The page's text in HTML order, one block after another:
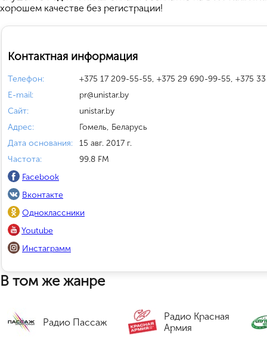
хорошем качестве без регистрации!
Контактная информация
Телефон:
+375 17 209-55-55, +375 29 690-99-55, +375
E-mail:
pr@unistar.by
Сайт:
unistar.by
Адрес:
Гомель, Беларусь
Дата основания:
15 авг. 2017 г.
Частота:
99.8 FM
Facebook
Вконтакте
Одноклассники
Youtube
Инстаграмм
В том же жанре
Радио Пассаж
Радио Красная
Армия